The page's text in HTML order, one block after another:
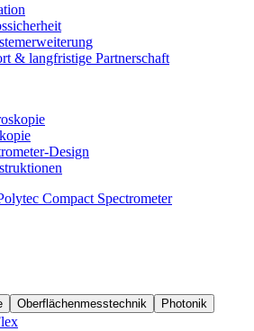
& langfristige Partnerschaft
Design
Compact Spectrometer
Oberflächenmesstechnik
Photonik